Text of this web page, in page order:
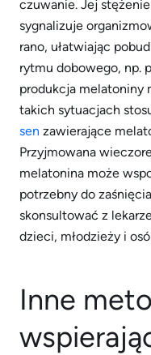
czuwanie. Jej
sygnalizuje
rano, ułatwiając
rytmu dobowego, np.
produkcja melatoniny
takich sytuacjach
sen zawierające
Przyjmowana
melatonina może
potrzebny do
skonsultować z
dzieci, młodzieży i
Inne